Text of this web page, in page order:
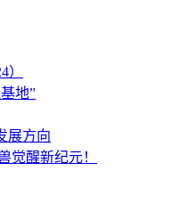
地”
展方向
觉醒新纪元！